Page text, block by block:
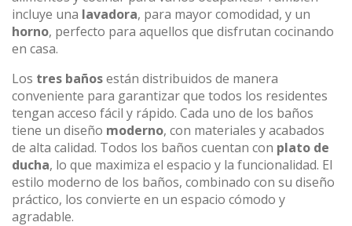
incluye una lavadora, para mayor comodidad, y un
horno, perfecto para aquellos que disfrutan cocinando
en casa.
Los tres bañosestán distribuidos de manera
conveniente para garantizar que todos los residentes
tengan acceso fácil y rápido. Cada uno de los baños
tiene un diseño moderno, con materiales y acabados
de alta calidad. Todos los baños cuentan con plato de
ducha, lo que maximiza el espacio y la funcionalidad. El
estilo moderno de los baños, combinado con su diseño
práctico, los convierte en un espacio cómodo y
agradable.